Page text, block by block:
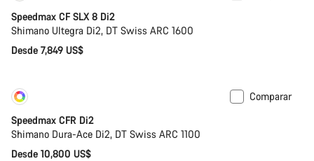
Speedmax CF SLX 8 Di2
Shimano Ultegra Di2, DT Swiss ARC 1600
Desde 7,849 US$
Comparar
Speedmax CFR Di2
Shimano Dura-Ace Di2, DT Swiss ARC 1100
Desde 10,800 US$